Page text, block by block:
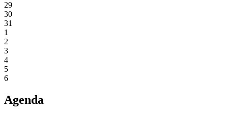
29
30
31
1
2
3
4
5
6
Agenda